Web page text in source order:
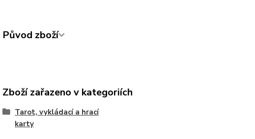
Původ zboží
Zboží zařazeno v kategoriích
Tarot, vykládací a hrací
karty